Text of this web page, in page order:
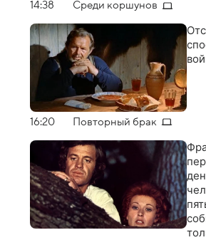
14:38
Среди коршунов
16:20 Повторный брак